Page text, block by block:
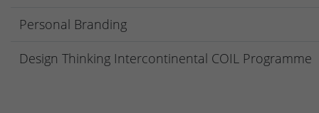
Personal Branding
Design Thinking Intercontinental COIL Programme